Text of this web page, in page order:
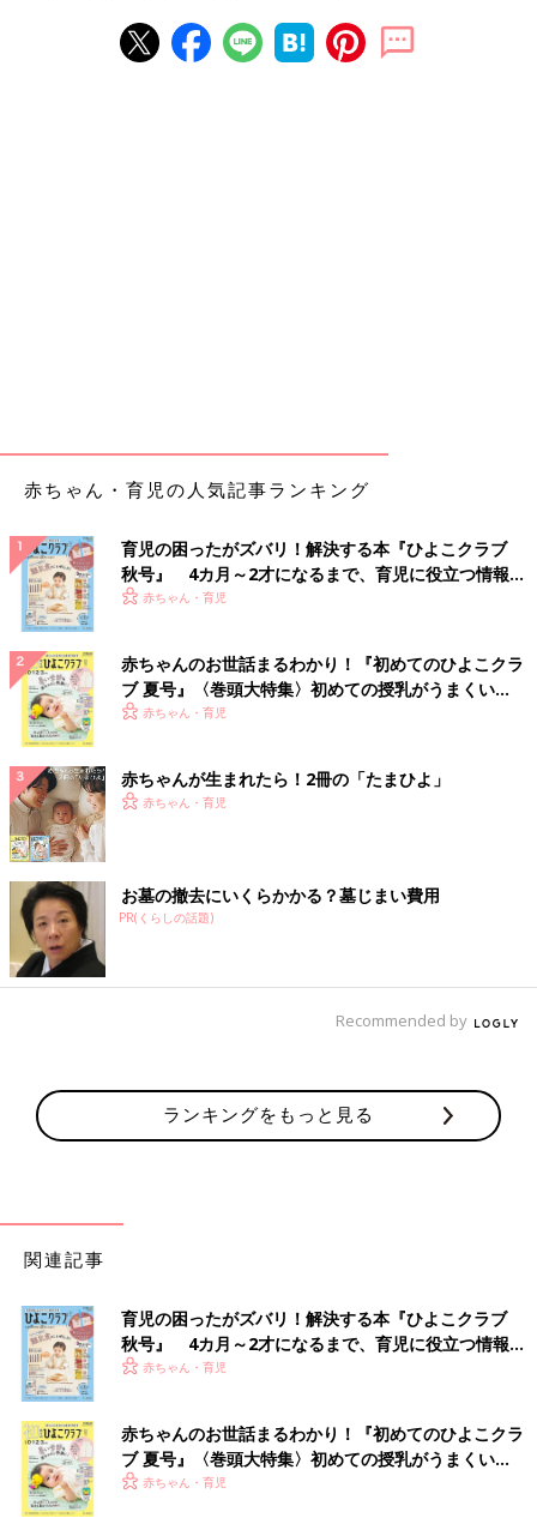
Tomy 不安の強い人やうつ病になりやすい人は、「これは自分
きくする傾向があります。
そうすると常に頭の中は考え事が多くなって、疲れちゃうんです
よね。だから子育てでは最低限の自分がやるべきことだけやるミ
ニマリストになって、それ以外は自分以外のだれかに手渡すとい
いと思いますよ。
人にものを頼むのが苦手なら、これとこれはほかの人にお願いす
る、ということを自分への義務にしてみるといいでしょう。ただ
らにその人を見張る仕事が増えることにもなるので、約束を守る
人にお願いをすること。少しずつ人にものを頼む練習をして、自
分の荷物を減らしちゃいましょ。
【２】悩んでいるってことは、頑張ってるってこと
なのよね。
赤ちゃん・育児の人気記事ランキング
育児の困ったがズバリ！解決する本『ひよこクラブ
秋号』 4カ月～2才になるまで、育児に役立つ情報が
いっぱい！
赤ちゃん・育児
赤ちゃんのお世話まるわかり！『初めてのひよこクラ
ブ 夏号』〈巻頭大特集〉初めての授乳がうまくい
く！ おっぱい・ミルクの基本と夏のトラブル 解決テ
赤ちゃん・育児
赤ちゃんが生まれたら！2冊の「たまひよ」
赤ちゃん・育児
お墓の撤去にいくらかかる？墓じまい費用
PR(くらしの話題)
Recommended by
ランキングをもっと見る
関連記事
育児の困ったがズバリ！解決する本『ひよこクラブ
秋号』 4カ月～2才になるまで、育児に役立つ情報が
いっぱい！
赤ちゃん・育児
赤ちゃんのお世話まるわかり！『初めてのひよこクラ
ブ 夏号』〈巻頭大特集〉初めての授乳がうまくい
く！ おっぱい・ミルクの基本と夏のトラブル 解決テ
赤ちゃん・育児